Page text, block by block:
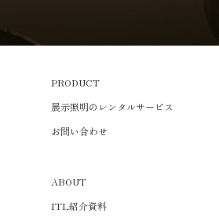
PRODUCT
展示照明のレンタルサービス
お問い合わせ
ABOUT
ITL紹介資料